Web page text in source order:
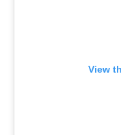
View